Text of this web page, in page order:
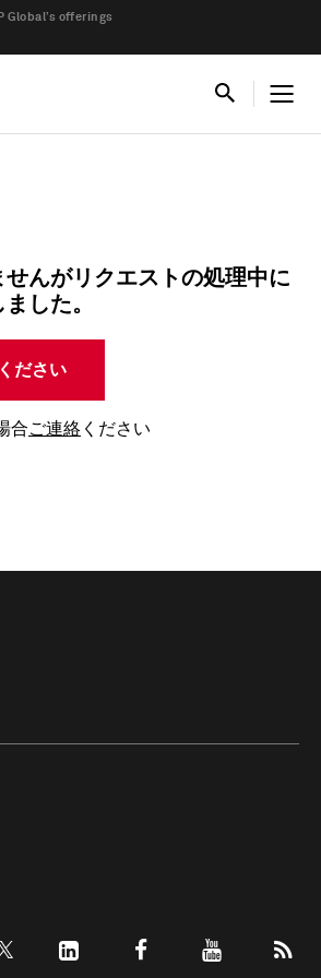
Global’s offerings
んがリクエストの処理中に
した。
ださい
合ご連絡 ください